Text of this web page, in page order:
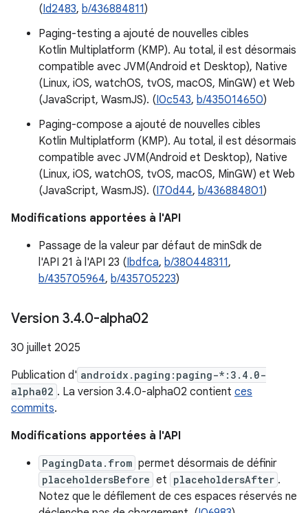
(Id2483, b/436884811)
Paging-testing a ajouté de nouvelles cibles
Kotlin Multiplatform (KMP). Au total, il est désormais
compatible avec JVM(Android et Desktop), Native
(Linux, iOS, watchOS, tvOS, macOS, MinGW) et Web
(JavaScript, WasmJS). (I0c543, b/435014650)
Paging-compose a ajouté de nouvelles cibles
Kotlin Multiplatform (KMP). Au total, il est désormais
compatible avec JVM(Android et Desktop), Native
(Linux, iOS, watchOS, tvOS, macOS, MinGW) et Web
(JavaScript, WasmJS). (I70d44, b/436884801)
Modifications apportées à l'API
Passage de la valeur par défaut de minSdk de
l'API 21 à l'API 23 (Ibdfca, b/380448311,
b/435705964, b/435705223)
Version 3.4.0-alpha02
30 juillet 2025
Publication d' androidx.paging:paging-*:3.4.0-
alpha02 . La version 3.4.0-alpha02 contient ces
commits.
Modifications apportées à l'API
PagingData.from permet désormais de définir
placeholdersBefore et placeholdersAfter .
Notez que le défilement de ces espaces réservés ne